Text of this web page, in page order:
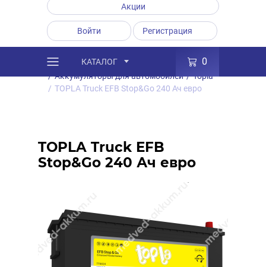
Акции
Войти Регистрация
КАТАЛОГ 0
Каталог / Товары
Аккумуляторы
/ Аккумуляторы для автомобилей / Topla
/ TOPLA Truck EFB Stop&Go 240 Ач евро
TOPLA Truck EFB
Stop&Go 240 Ач евро